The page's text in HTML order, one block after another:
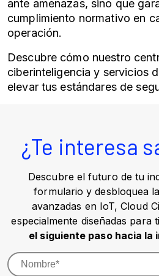
ante amenazas, sino que
cumplimiento normativo en
operación.
Descubre cómo nuestro
ciberinteligencia y servicios
elevar tus estándares de
¿Te interesa
Descubre el futuro de tu
formulario y desbloquea
avanzadas en IoT, Cloud
especialmente diseñadas para
el siguiente paso hacia la